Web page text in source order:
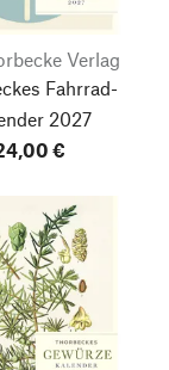
Verlag
Fahrrad-
2027
€